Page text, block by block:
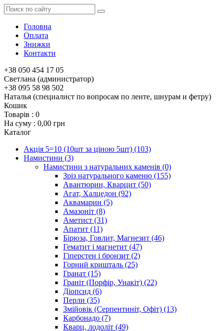
Головна
Оплата
Знижки
Контакти
+38 050 454 17 05
Светлана (администратор)
+38 095 58 98 502
Наталья (специалист по вопросам по ленте, шнурам и фетру)
Кошик
Товарів : 0
На суму : 0,00 грн
Каталог
Акція 5=10 (10шт за ціною 5шт) (103)
Намистини (3)
Намистини з натуральних каменів (0)
Зріз натурального каменю (155)
Авантюрин, Кварцит (50)
Агат, Халцедон (92)
Аквамарин (5)
Амазоніт (8)
Аметист (31)
Апатит (11)
Бірюза, Говлит, Магнезит (46)
Гематит і магнетит (47)
Гіперстен і бронзит (2)
Горний кришталь (25)
Гранат (15)
Граніт (Порфір, Унакіт) (22)
Діопсид (6)
Перли (35)
Змійовік (Серпентиніт, Офіт) (13)
Карбонадо (7)
Кварц, лодоліт (49)